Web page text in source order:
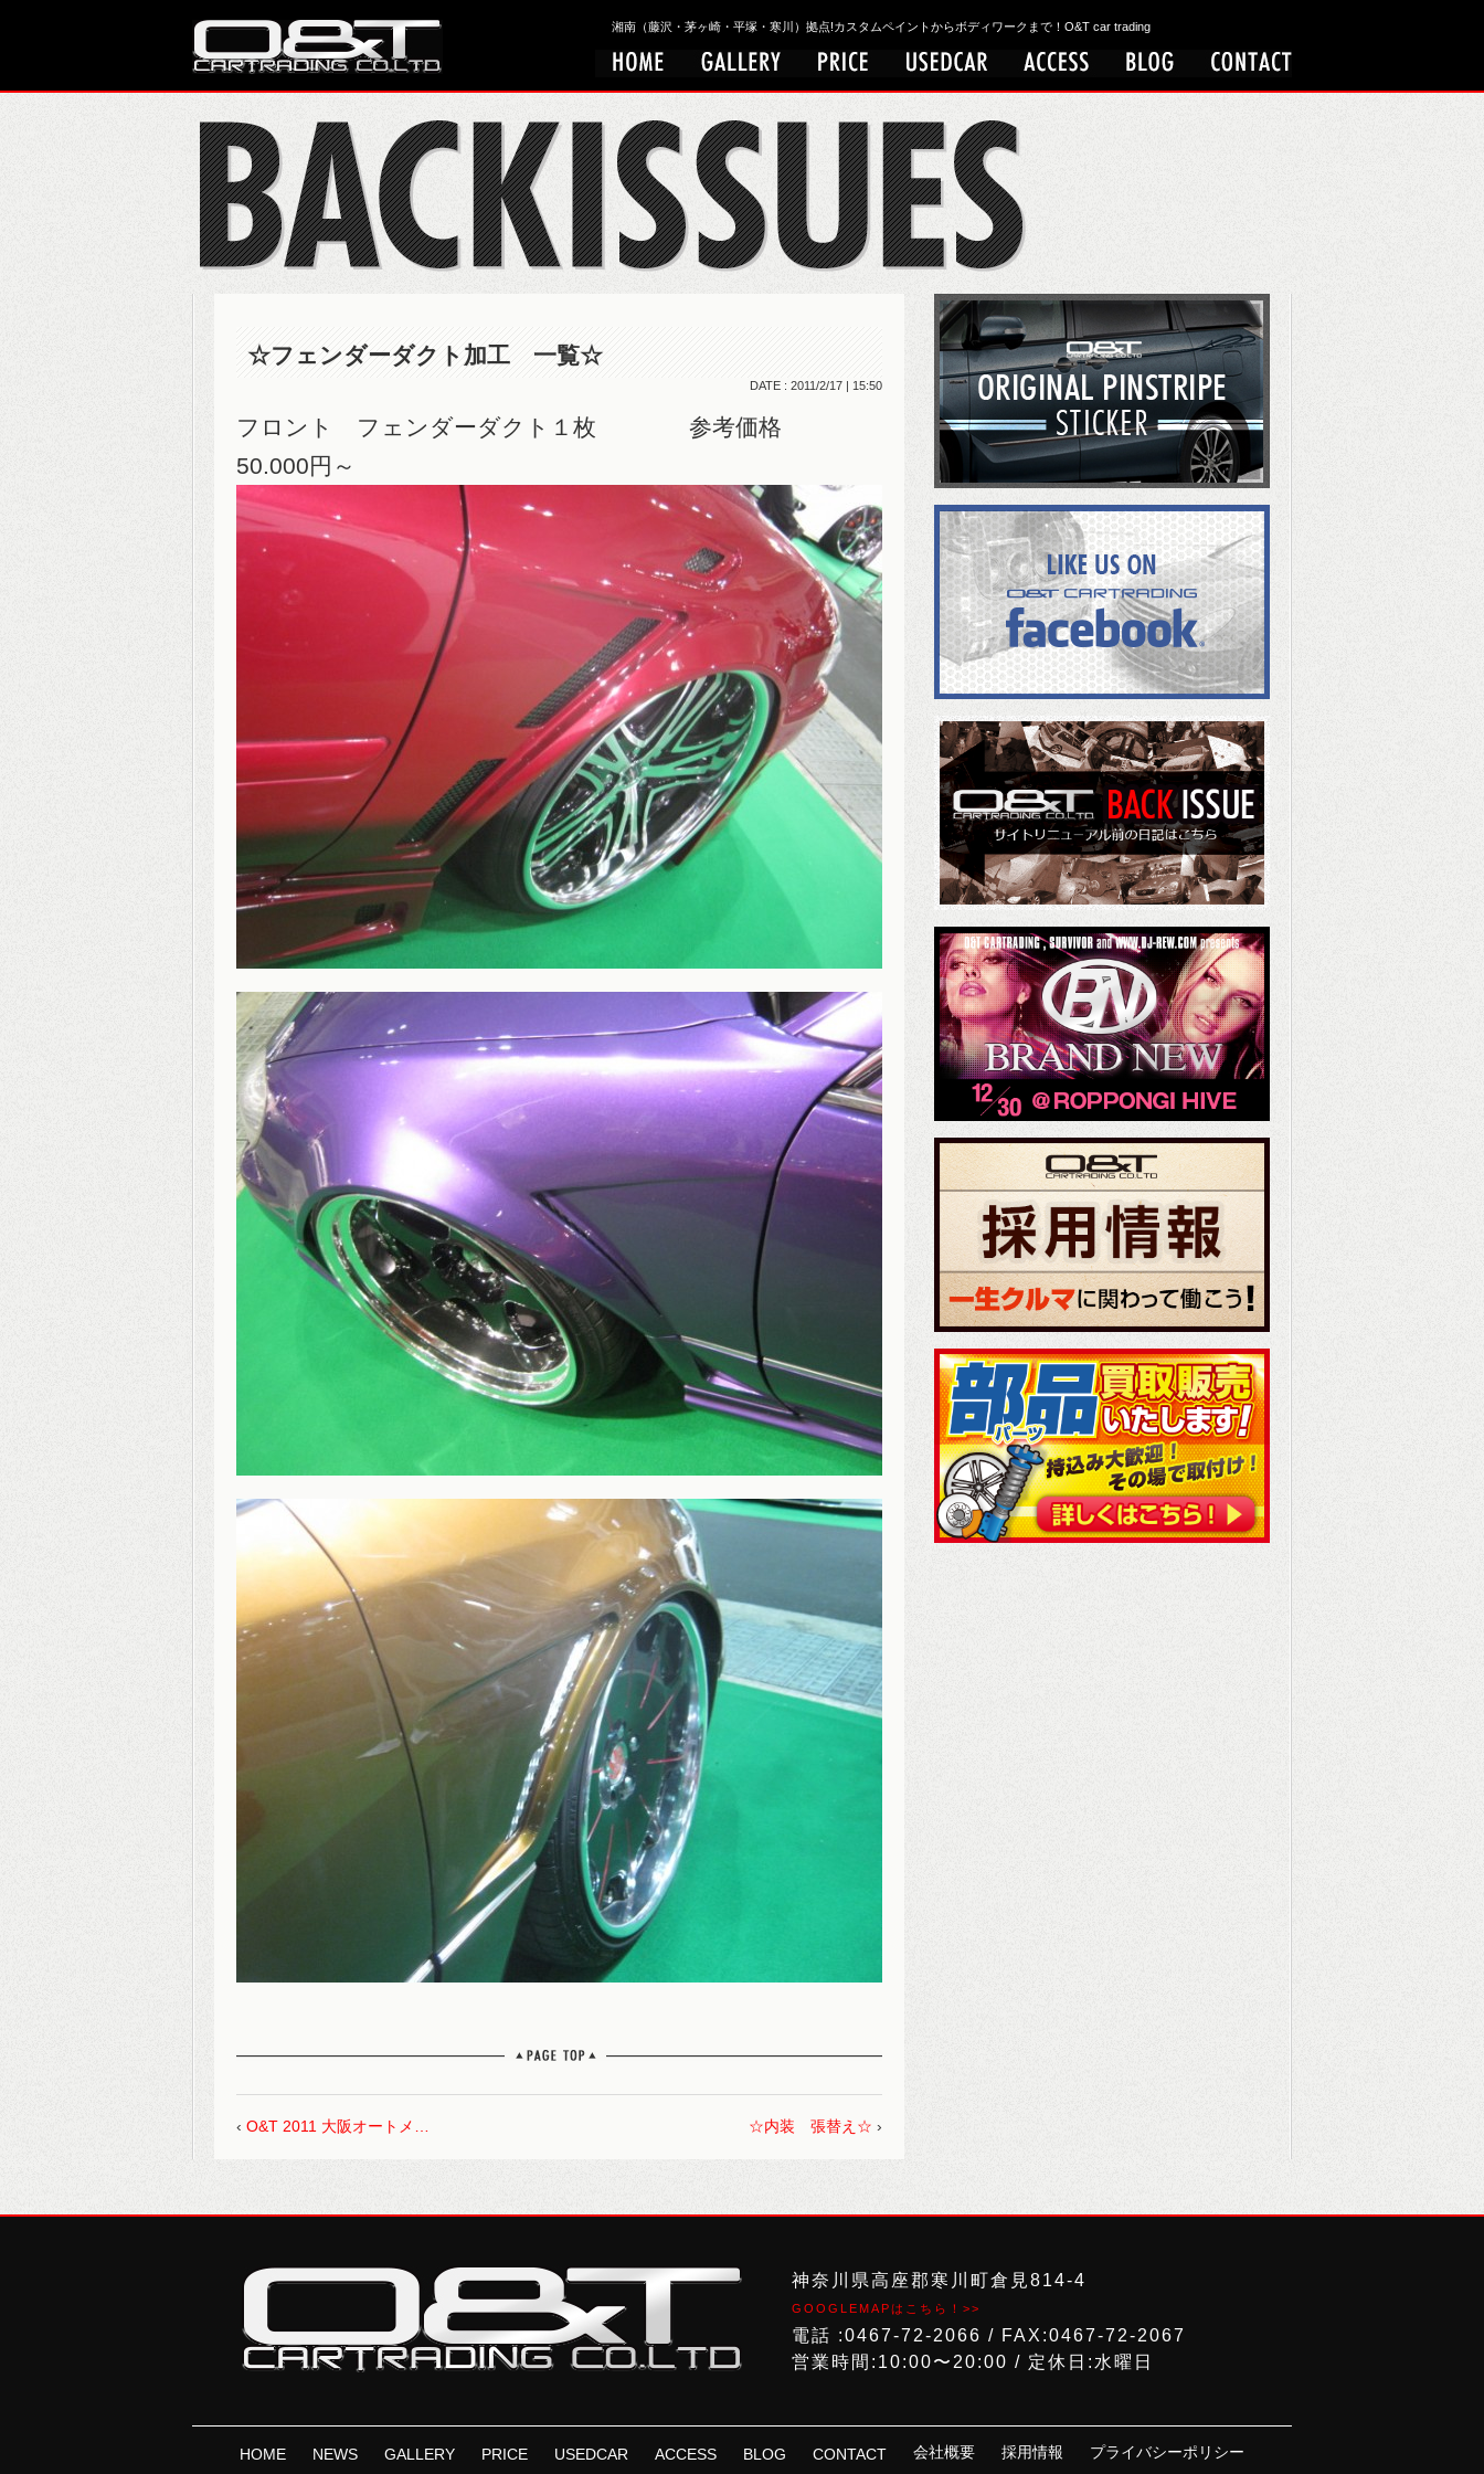
湘南（藤沢・茅ヶ崎・平塚・寒川）拠点!カスタムペイントからボディワークまで！O&T car trading
☆フェンダーダクト加工 一覧☆
DATE : 2011/2/17 | 15:50
フロント フェンダーダクト１枚 参考価格
50.000円～
‹ O&T 2011 大阪オートメ… ☆内装 張替え☆ ›
神奈川県高座郡寒川町倉見814-4
GOOGLEMAPはこちら！>>
電話 :0467-72-2066 / FAX:0467-72-2067
営業時間:10:00〜20:00 / 定休日:水曜日
HOME NEWS GALLERY PRICE USEDCAR ACCESS BLOG CONTACT 会社概要 採用情報 プライバシーポリシー